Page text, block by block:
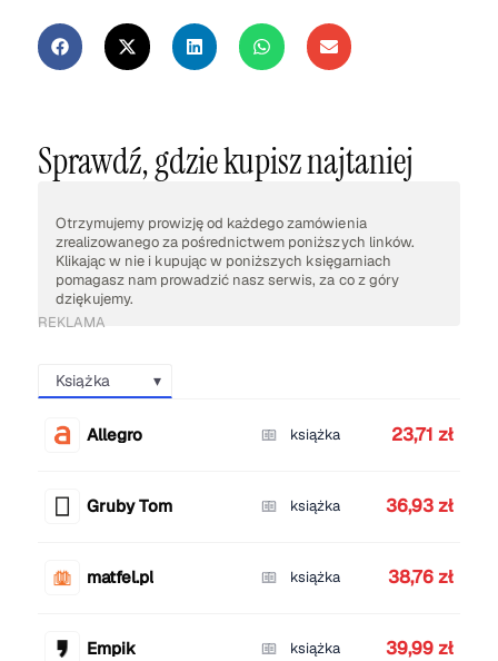
Sprawdź, gdzie kupisz najtaniej
Otrzymujemy prowizję od każdego zamówienia
zrealizowanego za pośrednictwem poniższych linków.
Klikając w nie i kupując w poniższych księgarniach
pomagasz nam prowadzić nasz serwis, za co z góry
dziękujemy.
REKLAMA
Książka
Allegro książka 23,71 zł
Gruby Tom książka 36,93 zł
matfel.pl książka 38,76 zł
Empik książka 39,99 zł